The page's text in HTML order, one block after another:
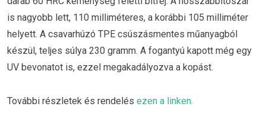
is nagyobb lett, 110 milliméteres, a korábbi 105 milliméter
helyett. A csavarhúzó TPE csúszásmentes műanyagból
készül, teljes súlya 230 gramm. A fogantyú kapott még egy
UV bevonatot is, ezzel megakadályozva a kopást.
További részletek és rendelés ezen a linken.